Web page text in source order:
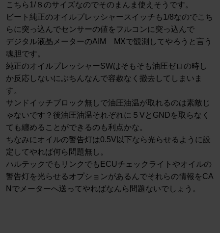
こちら1/８のサイズなのでそのまんま使えそうです。
ビート純正のオイルプレッシャースイッチも1/8なのでこち
らに突っ込んでセンサーの値をフルコンに突っ込んで
デジタル液晶メーターのAIM MXで観測してやろうと言う
魂胆です。
純正のオイルプレッシャーSWはそもそも油圧ゼロの時し
か反応しないにぶちんなんで容赦なく撤去してしまいま
す。
サンドイッチブロック無しで油圧油温が取れるのは素敵じ
ゃないです？後油圧油温それぞれに５VとGNDを取らなく
ても纏めることができるのも利点かな。
ちなみにオイルの警告灯は0.5V以下なら光らせるように設
定してやれば何ら問題無し。
ハルテックでもリンクでもECUチェックライトやオイルの
警告灯を光らせるオプションがあるんでそれらの情報をCA
Nでメーターへ送ってやればなんら問題ないでしょう。